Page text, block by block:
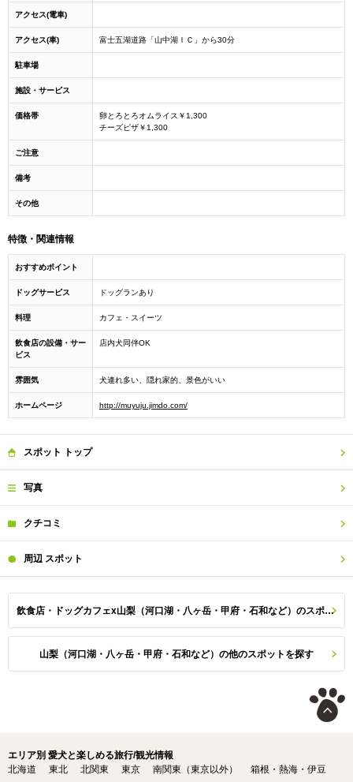
アクセス(電車)
アクセス(車) 富士五湖道路「山中湖ＩＣ」から30分
駐車場
施設・サービス
価格帯
卵とろとろオムライス￥1,300
チーズピザ￥1,300
ご注意
備考
その他
特徴・関連情報
おすすめポイント
ドッグサービス ドッグランあり
料理 カフェ・スイーツ
飲食店の設備・サー
ビス
店内犬同伴OK
雰囲気 犬連れ多い、隠れ家的、景色がいい
ホームページ http://muyuju.jimdo.com/
スポット トップ
写真
クチコミ
周辺 スポット
飲食店・ドッグカフェx山梨（河口湖・八ヶ岳・甲府・石和など）のスポット一覧
山梨（河口湖・八ヶ岳・甲府・石和など）の他のスポットを探す
エリア別 愛犬と楽しめる旅行/観光情報
北海道
東北 北関東 東京 南関東（東京以外） 箱根・熱海・伊豆